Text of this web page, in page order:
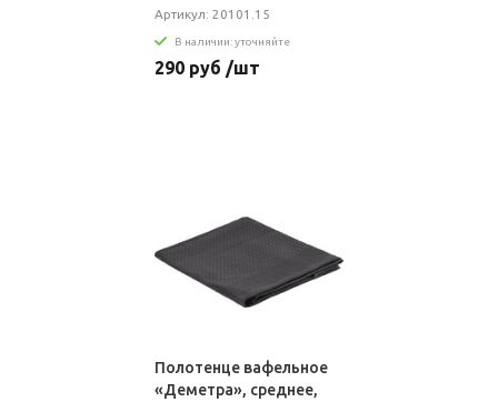
Артикул: 20101.15
В наличии: уточняйте
290 руб /шт
Полотенце вафельное
«Деметра», среднее,